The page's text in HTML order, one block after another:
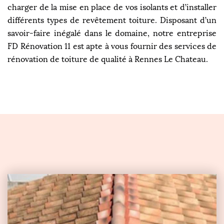
charger de la mise en place de vos isolants et d’installer
différents types de revêtement toiture. Disposant d’un
savoir-faire inégalé dans le domaine, notre entreprise
FD Rénovation 11 est apte à vous fournir des services de
rénovation de toiture de qualité à Rennes Le Chateau.